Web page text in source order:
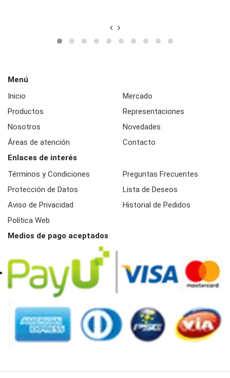
Menú
Inicio
Productos
Nosotros
Áreas de atención
Mercado
Representaciones
Novedades
Contacto
Enlaces de interés
Términos y Condiciones
Protección de Datos
Aviso de Privacidad
Política Web
Preguntas Frecuentes
Lista de Deseos
Historial de Pedidos
Medios de pago aceptados